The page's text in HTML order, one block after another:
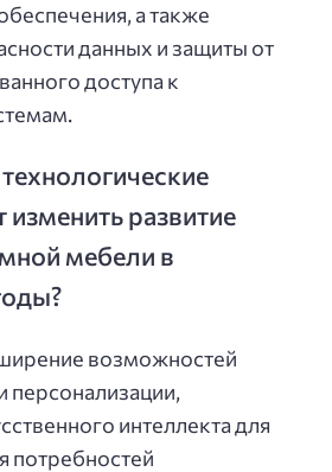
а также
данных и защиты от
доступа к
развитие
мебели в
возможностей
персонализации,
интеллекта для
потребностей